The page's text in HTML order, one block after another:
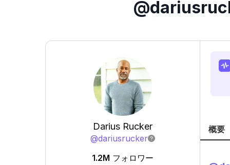
Darius Rucker
@dariusrucker
1.2M フォロワー
概要